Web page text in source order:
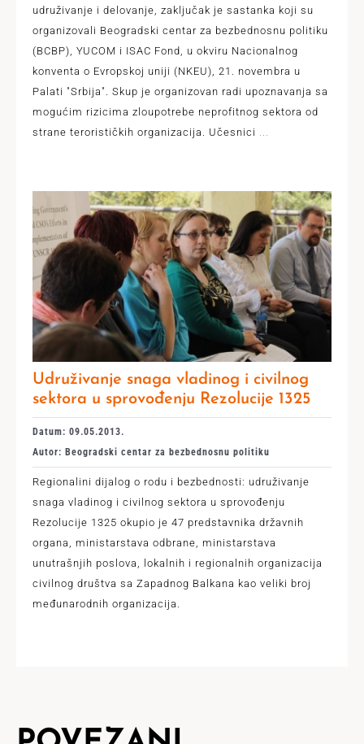
udruživanje i delovanje, zaključak je sastanka koji su
organizovali Beogradski centar za bezbednosnu politiku
(BCBP), YUCOM i ISAC Fond, u okviru Nacionalnog
konventa o Evropskoj uniji (NKEU), 21. novembra u
Palati "Srbija". Skup je organizovan radi upoznavanja sa
mogućim rizicima zloupotrebe neprofitnog sektora od
strane terorističkih organizacija. Učesnici ...
Udruživanje snaga vladinog i civilnog
sektora u sprovođenju Rezolucije 1325
Datum: 09.05.2013.
Autor: Beogradski centar za bezbednosnu politiku
Regionalini dijalog o rodu i bezbednosti: udruživanje
snaga vladinog i civilnog sektora u sprovođenju
Rezolucije 1325 okupio je 47 predstavnika državnih
organa, ministarstava odbrane, ministarstava
unutrašnjih poslova, lokalnih i regionalnih organizacija
civilnog društva sa Zapadnog Balkana kao veliki broj
međunarodnih organizacija.